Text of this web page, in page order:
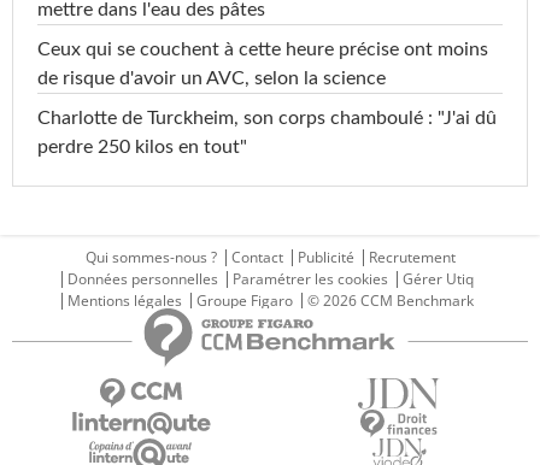
mettre dans l'eau des pâtes
Ceux qui se couchent à cette heure précise ont moins
de risque d'avoir un AVC, selon la science
Charlotte de Turckheim, son corps chamboulé : "J'ai dû
perdre 250 kilos en tout"
Qui sommes-nous ? Contact Publicité
Recrutement
Données personnelles
Paramétrer les cookies
Gérer Utiq
Mentions légales
Groupe Figaro © 2026 CCM Benchmark